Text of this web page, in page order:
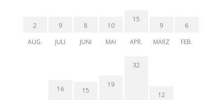
2
AUG.
9
JULI
8
JUNI
10
MAI
15
APR.
9
MÄRZ
6
FEB.
16 15
19
32
12